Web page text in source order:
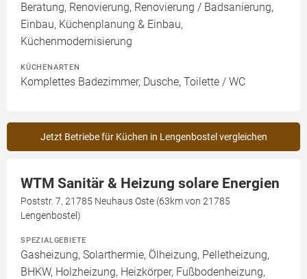
Beratung, Renovierung, Renovierung / Badsanierung,
Einbau, Küchenplanung & Einbau,
Küchenmodernisierung
KÜCHENARTEN
Komplettes Badezimmer, Dusche, Toilette / WC
Jetzt Betriebe für Küchen in Lengenbostel vergleichen
WTM Sanitär & Heizung solare Energien
Poststr. 7, 21785 Neuhaus Oste (63km von 21785
Lengenbostel)
SPEZIALGEBIETE
Gasheizung, Solarthermie, Ölheizung, Pelletheizung,
BHKW, Holzheizung, Heizkörper, Fußbodenheizung,